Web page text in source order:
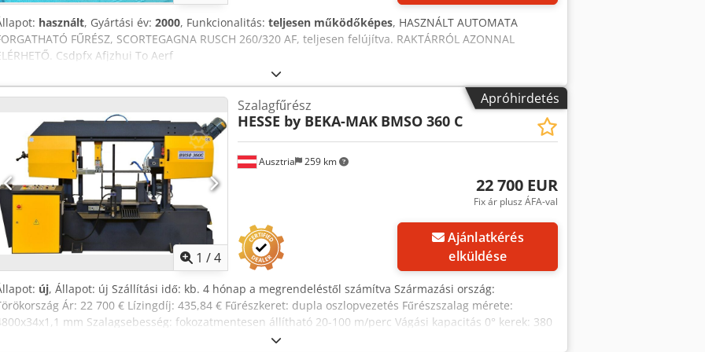
kW Előtoló löket 500 mm Méretek (H × Sz × M) 2600 × 2400 × 1700 mm Súly 2100 kg
használt, Gyártási év: 2000, Funkcionalitás: teljesen működőképes, HASZNÁLT AUTOMATA
FŰRÉSZ, SCORTEGAGNA RUSCH 260/320 AF, teljesen felújítva. RAKTÁRRÓL AZONNAL
Csdpfx Afjzhui To Aerf
Apróhirdetés
1 /4
Ausztria 259 km
Szalagfűrész
HESSE by BEKA-MAK BMSO 360 C
22 700 EUR
Fix ár plusz ÁFA-val
Ajánlatkérés
elküldése
új, Állapot: új Szállítási idő: kb. 4 hónap a megrendeléstől számítva Származási ország:
Ár: 22 700 € Lízingdíj: 435,84 € Fűrészkeret: dupla oszlopvezetés Fűrészszalag mérete:
mm Szalagsebesség: fokozatmentesen állítható 20-100 m/perc Vágási kapacitás 0° kerek: 380
mm Vágási kapacitás 0° négyzet: 380 mm Vágási kapacitás 0° lapos: 430x380 mm Munkamagasság: 590